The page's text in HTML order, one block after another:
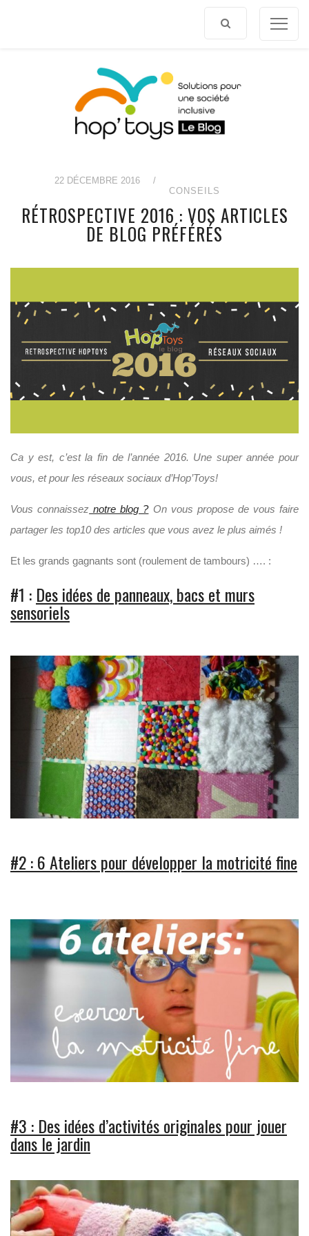
22 DÉCEMBRE 2016
/
CONSEILS
RÉTROSPECTIVE 2016 : VOS ARTICLES
DE BLOG PRÉFÉRÉS
Ca y est, c’est la fin de l’année 2016. Une super année pour
vous, et pour les réseaux sociaux d’Hop’Toys!
Vous connaissez notre blog ?On vous propose de vous faire
partager les top10 des articles que vous avez le plus aimés !
Et les grands gagnants sont (roulement de tambours) …. :
#1 : Des idées de panneaux, bacs et murs
sensoriels
#2 : 6 Ateliers pour développer la motricité fine
#3 : Des idées d’activités originales pour jouer
dans le jardin